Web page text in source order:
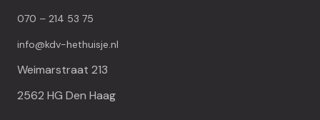
070 – 214 53 75
info@kdv-hethuisje.nl
Weimarstraat 213
2562 HG Den Haag